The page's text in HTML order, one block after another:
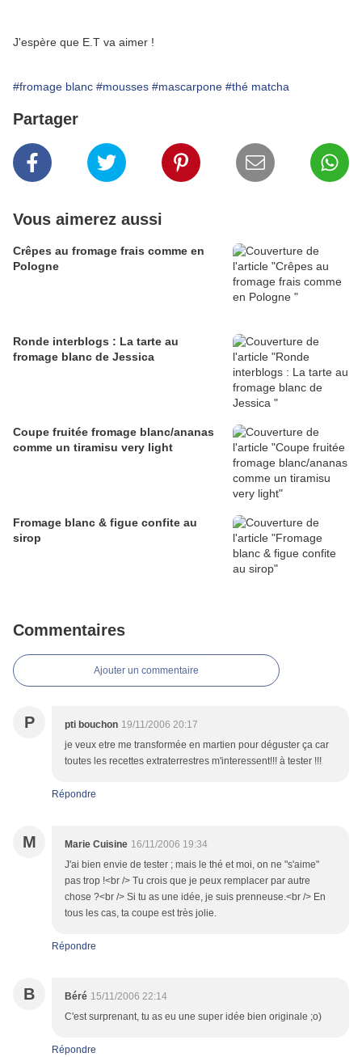
J'espère que E.T va aimer !
#fromage blanc #mousses #mascarpone #thé matcha
Partager
Vous aimerez aussi
Crêpes au fromage frais comme en
Pologne
Ronde interblogs : La tarte au
fromage blanc de Jessica
Coupe fruitée fromage blanc/ananas
comme un tiramisu very light
Fromage blanc & figue confite au
sirop
Commentaires
Ajouter un commentaire
P pti bouchon 19/11/2006 20:17
je veux etre me transformée en martien pour déguster ça car
toutes les recettes extraterrestres m'interessent!!! à tester !!!
Répondre
M Marie Cuisine 16/11/2006 19:34
J'ai bien envie de tester ; mais le thé et moi, on ne "s'aime"
pas trop !<br /> Tu crois que je peux remplacer par autre
chose ?<br /> Si tu as une idée, je suis prenneuse.<br /> En
tous les cas, ta coupe est très jolie.
Répondre
B Béré 15/11/2006 22:14
C'est surprenant, tu as eu une super idée bien originale ;o)
Répondre